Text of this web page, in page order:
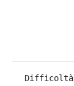
Difficoltà